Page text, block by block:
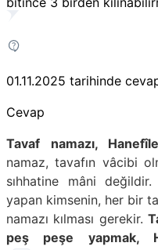
01.11.2025 tarihinde
Cevap
Tavaf namazı,
namaz, tavafın vâcibi
sıhhatine mâni
yapan kimsenin, her bir
namazı kılması gerekir.
peş peşe yapmak,